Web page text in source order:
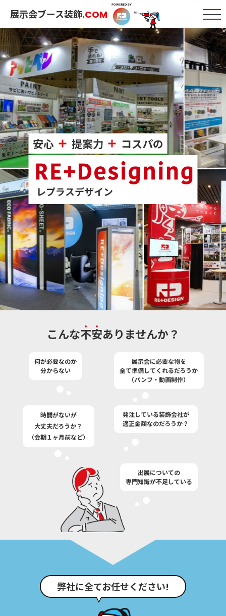
展示会ブース装飾.COM
安心 提案力 コスパの
レプラスデザイン
こんな不安ありませんか？
何が必要なのか
分からない
発注している装飾会社が
適正金額なのだろうか？
展示会に必要な物を
全て準備してくれるだろうか
（パンフ・動画制作）
時間がないが
大丈夫だろうか？
（会期１ヶ月前など）
出展についての
専門知識が不足している
弊社に全てお任せください!